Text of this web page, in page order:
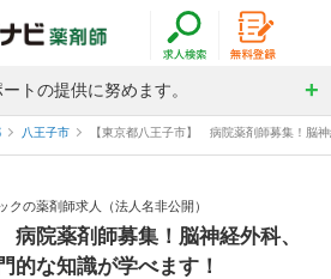
トの提供に努めます。
八王子市 【東京都八王子市】 病院薬剤師募集！脳
の薬剤師求人（法人名非公開）
病院薬剤師募集！脳神経外科、
的な知識が学べます！